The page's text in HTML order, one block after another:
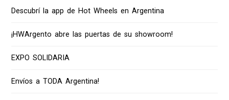
Descubrí la app de Hot Wheels en Argentina
¡HWArgento abre las puertas de su showroom!
EXPO SOLIDARIA
Envíos a TODA Argentina!